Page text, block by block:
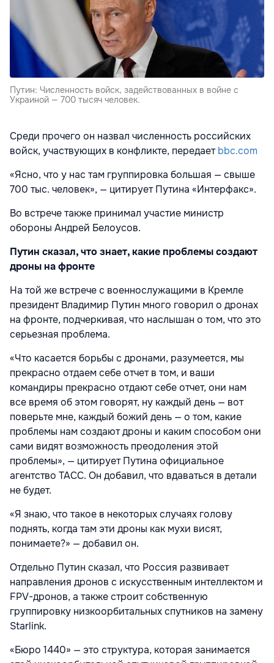
Путин: Численность войск, задействованных в войне с
Украиной — 700 тысяч человек.
Среди прочего он назвал численность российских
войск, участвующих в конфликте, передаетbbc.com
«Ясно, что у нас там группировка большая — свыше
700 тыс. человек», — цитирует Путина «Интерфакс».
Во встрече также принимал участие министр
обороны Андрей Белоусов.
Путин сказал, что знает, какие проблемы создают
дроны на фронте
На той же встрече с военнослужащими в Кремле
президент Владимир Путин много говорил о дронах
на фронте, подчеркивая, что наслышан о том, что это
серьезная проблема.
«Что касается борьбы с дронами, разумеется, мы
прекрасно отдаем себе отчет в том, и ваши
командиры прекрасно отдают себе отчет, они нам
все время об этом говорят, ну каждый день — вот
поверьте мне, каждый божий день — о том, какие
проблемы нам создают дроны и каким способом они
сами видят возможность преодоления этой
проблемы», — цитирует Путина официальное
агентство ТАСС. Он добавил, что вдаваться в детали
не будет.
«Я знаю, что такое в некоторых случаях голову
поднять, когда там эти дроны как мухи висят,
понимаете?» — добавил он.
Отдельно Путин сказал, что Россия развивает
направления дронов с искусственным интеллектом и
FPV-дронов, а также строит собственную
группировку низкоорбитальных спутников на замену
Starlink.
«Бюро 1440» — это структура, которая занимается